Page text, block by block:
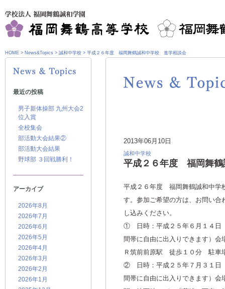
HOME > News&Topics > 誠和中学校 > 平成２６年度 福岡舞鶴誠和中学校 進学相談会
最近の投稿
男子新体操部 九州大会2
位入賞
全校集会
部活動大会結果②
部活動大会結果
野球部 ３回戦勝利！
アーカイブ
2026年8月
2026年7月
2026年6月
2026年5月
2026年4月
2026年3月
2026年2月
2026年1月
2013年06月10日
誠和中学校
平成２６年度 福岡舞
平成２６年度 福岡舞鶴誠和中学
す。参加ご希望の方は、お問い合
し込みください。
① 日時：平成２５年６月１４日
間帯に自由に出入りできます）
Ｒ筑前前原駅 徒歩１０分 駐車
② 日時：平成２５年７月３１日
間帯に自由に出入りできます）